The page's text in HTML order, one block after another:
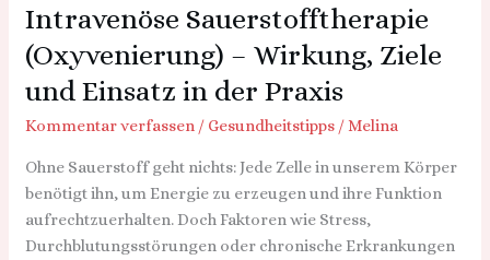
Intravenöse Sauerstofftherapie
(Oxyvenierung) – Wirkung, Ziele
und Einsatz in der Praxis
Kommentar verfassen / Gesundheitstipps /Melina
Ohne Sauerstoff geht nichts: Jede Zelle in unserem Körper
benötigt ihn, um Energie zu erzeugen und ihre Funktion
aufrechtzuerhalten. Doch Faktoren wie Stress,
Durchblutungsstörungen oder chronische Erkrankungen
(Oxyvenierung)
–
Wirkung,
Ziele
und
in
der
Praxis